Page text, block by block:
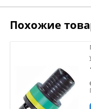
Похожие